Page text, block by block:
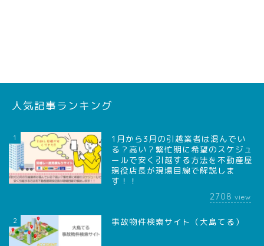
人気記事ランキング
1
1月から3月の引越業者は混んでい
る？高い？繁忙期に希望のスケジュ
ールで安く引越する方法を不動産屋
現役店長が現場目線で解説しま
す！！
2708 view
2 事故物件検索サイト（大島てる）